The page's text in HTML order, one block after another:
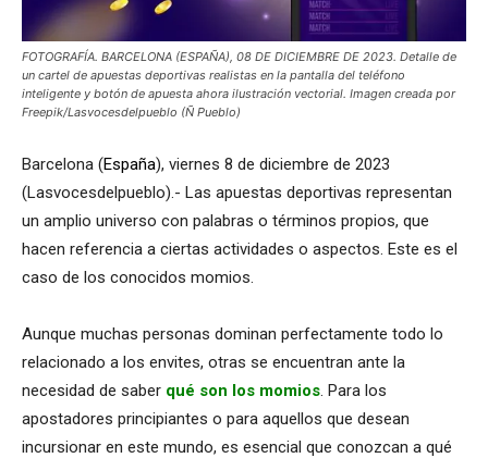
FOTOGRAFÍA. BARCELONA (ESPAÑA), 08 DE DICIEMBRE DE 2023. Detalle de
un cartel de apuestas deportivas realistas en la pantalla del teléfono
inteligente y botón de apuesta ahora ilustración vectorial. Imagen creada por
Freepik/Lasvocesdelpueblo (Ñ Pueblo)
Barcelona (España), viernes 8 de diciembre de 2023
(Lasvocesdelpueblo).- Las apuestas deportivas representan
un amplio universo con palabras o términos propios, que
hacen referencia a ciertas actividades o aspectos. Este es el
caso de los conocidos momios.
Aunque muchas personas dominan perfectamente todo lo
relacionado a los envites, otras se encuentran ante la
necesidad de saber qué son los momios . Para los
apostadores principiantes o para aquellos que desean
incursionar en este mundo, es esencial que conozcan a qué